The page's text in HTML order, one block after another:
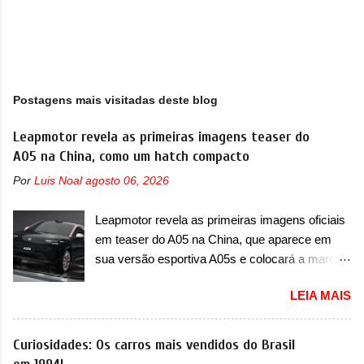
Postagens mais visitadas deste blog
Leapmotor revela as primeiras imagens teaser do
A05 na China, como um hatch compacto
Por Luis Noal agosto 06, 2026
Leapmotor revela as primeiras imagens oficiais
em teaser do A05 na China, que aparece em
sua versão esportiva A05s e colocará a marca
apresentando uma rápida expansão na China
em termos de portfólio. Apoiada pela Stellantis,
a marca confirmou a estreia de um novo
LEIA MAIS
Curiosidades: Os carros mais vendidos do Brasil